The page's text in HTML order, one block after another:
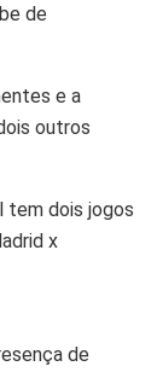
de
e a
outros
tem dois jogos
x
de